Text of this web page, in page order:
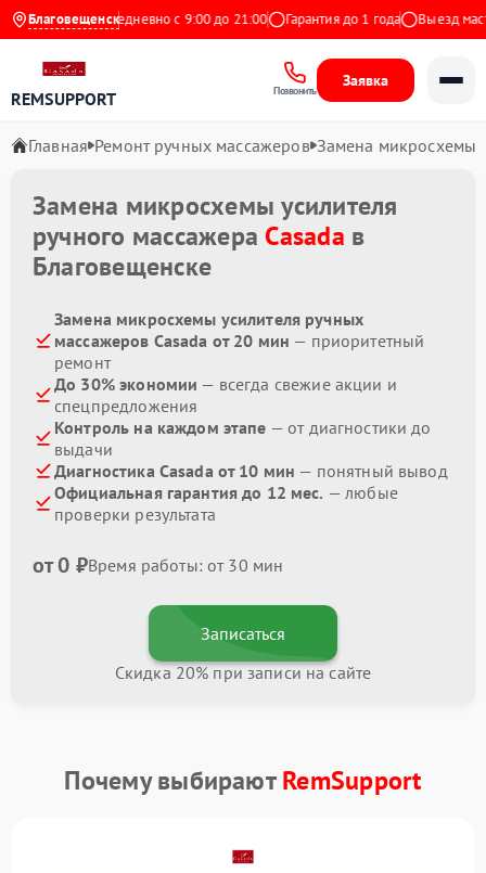
Благовещенск
Яндекс Ежедневно с 9:00 до 21:00 Гарантия до 1 года Выезд
REMSUPPORT Позвонить
Заявка
Главная Ремонт ручных массажеров Замена микросхемы
Замена микросхемы усилителя
ручного массажера Casada в
Благовещенске
Замена микросхемы усилителя ручных
массажеров Casada от 20 мин — приоритетный
ремонт
До 30% экономии — всегда свежие акции и
спецпредложения
Контроль на каждом этапе — от диагностики до
выдачи
Диагностика Casada от 10 мин — понятный вывод
Официальная гарантия до 12 мес. — любые
проверки результата
от 0 ₽Время работы: от 30 мин
Записаться
Скидка 20% при записи на сайте
Почему выбираютRemSupport